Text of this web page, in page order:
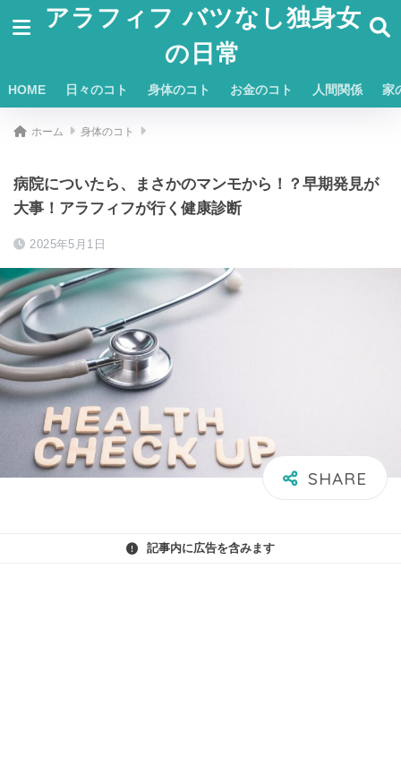
アラフィフ バツなし独身女
の日常
HOME 日々のコト 身体のコト お金のコト 人間関係 家
ホーム 身体のコト
病院についたら、まさかのマンモから！？早期発見が
大事！アラフィフが行く健康診断
2025年5月1日
記事内に広告を含みます